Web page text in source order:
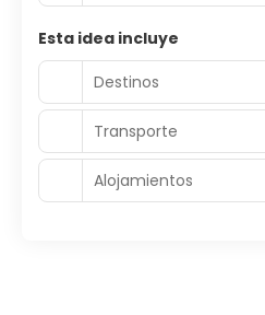
Esta idea incluye
Destinos
Transporte
Alojamientos